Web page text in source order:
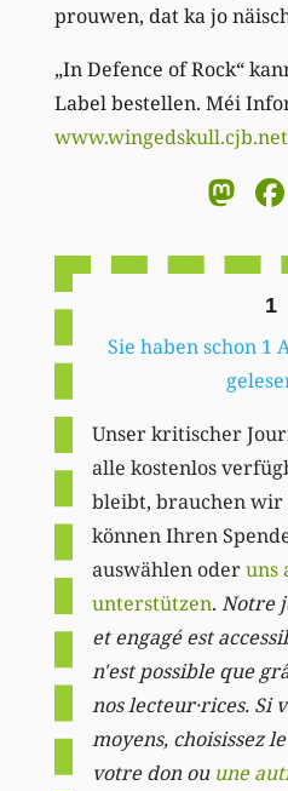
prouwen, dat ka jo
„In Defence of Rock“
Label bestellen. Méi
www.wingedskull.cjb.net
1
Sie haben schon
Unser kritischer
alle kostenlos
bleibt, brauchen wir
können Ihren
auswählen oderuns
unterstützen. Notre
et engagé est
n'est possible que
nos lecteur·rices. Si
moyens, choisissez
votre don ou une